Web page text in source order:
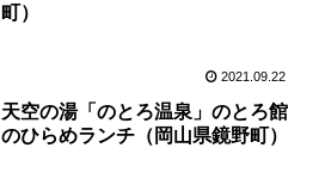
町）
2021.09.22
天空の湯「のとろ温泉」のとろ館
のひらめランチ（岡山県鏡野町）